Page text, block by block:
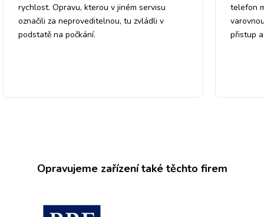
rychlost. Opravu, kterou v jiném servisu
označili za neproveditelnou, tu zvládli v
podstatě na počkání.
telefon
přistup
Opravujeme zařízení také těchto firem